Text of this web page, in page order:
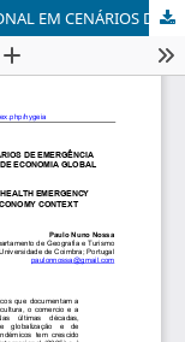
PREPARAÇÃO E COOPERAÇÃO INTERNACIONAL EM CENÁRIOS DE EMERGÊNCIA SANITÁRIA: FRAGILIDADES ANUNCIADAS NUM CONTEXTO DE ECONOMIA GLOBAL